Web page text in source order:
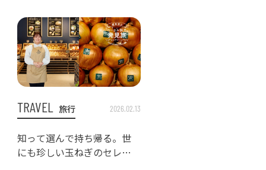
TRAVEL 旅行 2026.02.13
知って選んで持ち帰る。世
にも珍しい玉ねぎのセレク